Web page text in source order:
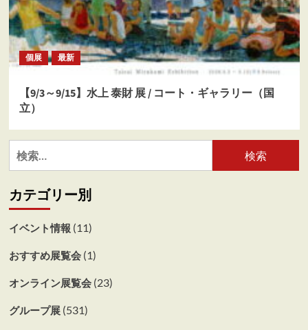
個展 最新
【9/3～9/15】水上 泰財 展 / コート・ギャラリー（国
立）
検
索:
カテゴリー別
イベント情報 (11)
おすすめ展覧会(1)
オンライン展覧会(23)
グループ展(531)